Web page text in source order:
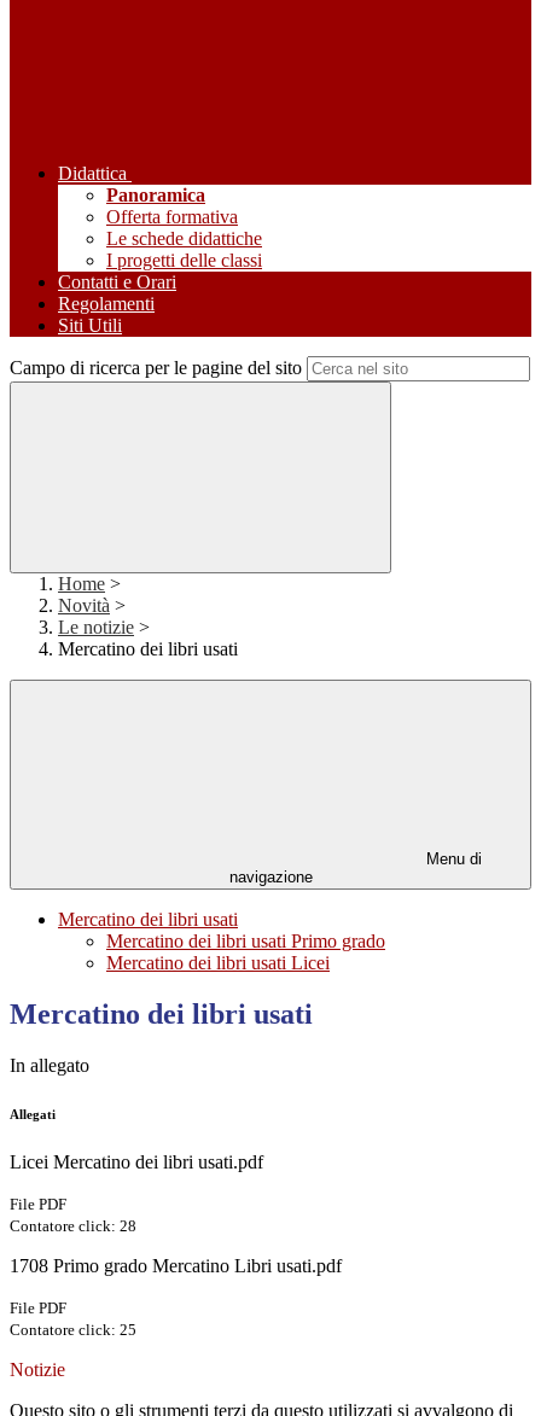
Didattica
Panoramica
Offerta formativa
Le schede didattiche
I progetti delle classi
Contatti e Orari
Regolamenti
Siti Utili
Campo di ricerca per le pagine del sito
Home >
Novità >
Le notizie >
Mercatino dei libri usati
Menu di
navigazione
Mercatino dei libri usati
Mercatino dei libri usati Primo grado
Mercatino dei libri usati Licei
Mercatino dei libri usati
In allegato
Allegati
Licei Mercatino dei libri usati.pdf
File PDF
Contatore click: 28
1708 Primo grado Mercatino Libri usati.pdf
File PDF
Contatore click: 25
Notizie
Questo sito o gli strumenti terzi da questo utilizzati si avvalgono di